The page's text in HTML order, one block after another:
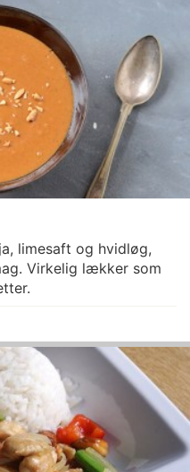
limesaft og hvidløg,
Virkelig lækker som